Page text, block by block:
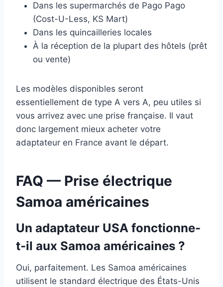
Dans les supermarchés de Pago Pago
(Cost-U-Less, KS Mart)
Dans les quincailleries locales
À la réception de la plupart des hôtels (prêt
ou vente)
Les modèles disponibles seront
essentiellement de type A vers A, peu utiles si
vous arrivez avec une prise française. Il vaut
donc largement mieux acheter votre
adaptateur en France avant le départ.
FAQ — Prise électrique
Samoa américaines
Un adaptateur USA fonctionne-
t-il aux Samoa américaines ?
Oui, parfaitement. Les Samoa américaines
utilisent le standard électrique des États-Unis